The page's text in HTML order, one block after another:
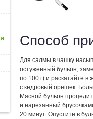
Способ
Для салмы в чашку
остуженный бульон,
по 100 г) и раскатайте в
с кедровый орешек.
Мясной бульон
и нарезанный
20 минут. Опустите в